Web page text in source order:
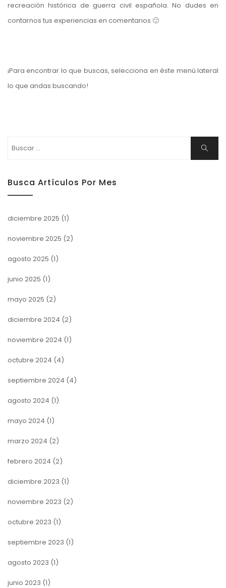
recreación histórica de guerra civil española. No dudes en
contarnos tus experiencias en comentarios 🙂
¡Para encontrar lo que buscas, selecciona en éste menú lateral
lo que andas buscando!
Buscar
Busca Artículos Por Mes
diciembre 2025 (1)
noviembre 2025 (2)
agosto 2025 (1)
junio 2025 (1)
mayo 2025 (2)
diciembre 2024 (2)
noviembre 2024 (1)
octubre 2024 (4)
septiembre 2024 (4)
agosto 2024 (1)
mayo 2024 (1)
marzo 2024 (2)
febrero 2024 (2)
diciembre 2023 (1)
noviembre 2023 (2)
octubre 2023 (1)
septiembre 2023 (1)
agosto 2023 (1)
junio 2023 (1)